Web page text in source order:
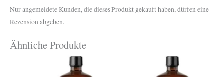
Nur angemeldete Kunden, die dieses Produkt gekauft haben, dürfen eine
Rezension abgeben.
Ähnliche Produkte